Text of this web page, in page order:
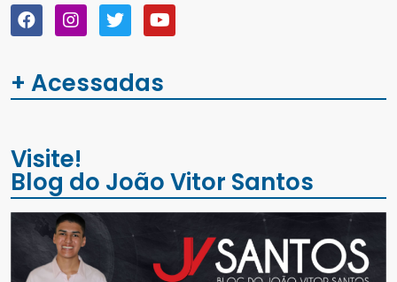
+ Acessadas
Visite!
Blog do João Vitor Santos